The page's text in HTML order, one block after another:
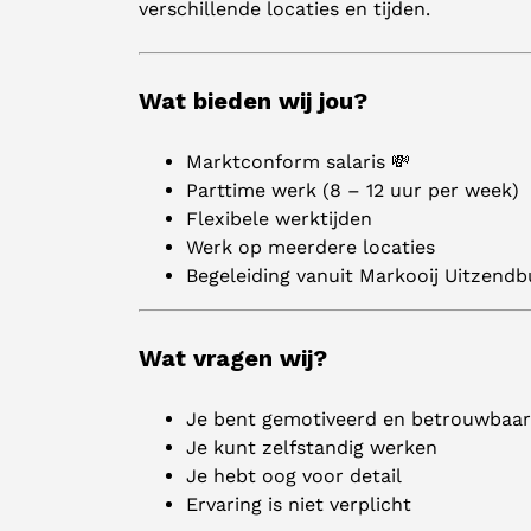
verschillende locaties en tijden.
Wat bieden wij jou?
Marktconform salaris 💸
Parttime werk (8 – 12 uur per week)
Flexibele werktijden
Werk op meerdere locaties
Begeleiding vanuit Markooij
Wat vragen wij?
Je bent gemotiveerd en betrouwbaar
Je kunt zelfstandig werken
Je hebt oog voor detail
Ervaring is niet verplicht